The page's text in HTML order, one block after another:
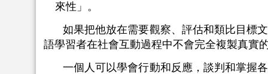
來性」。
如果把他放在需要觀察、評估和類比目標
語學習者在社會互動過程中不會完全複製真實
一個人可以學會行動和反應，談判和掌握